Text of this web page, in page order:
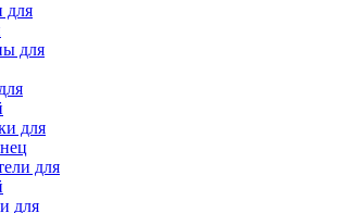
для
для
для
для